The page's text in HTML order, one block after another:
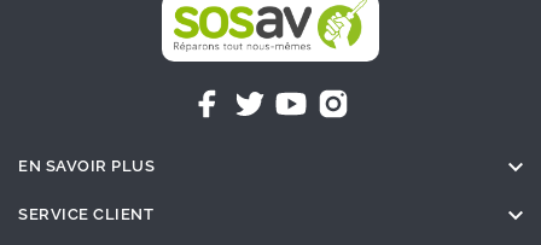
EN SAVOIR PLUS 
SERVICE CLIENT 